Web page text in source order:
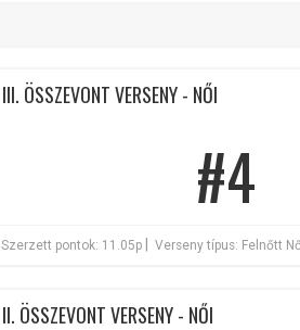
III. ÖSSZEVONT VERSENY - NŐI
#4
Szerzett pontok: 11.05p Verseny típus: Felnőtt
II. ÖSSZEVONT VERSENY - NŐI